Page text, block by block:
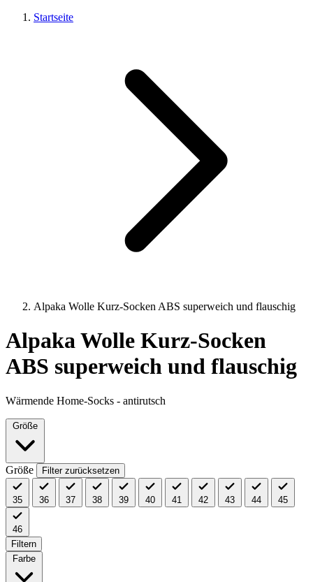
Startseite
Alpaka Wolle Kurz-Socken ABS superweich und flauschig
Alpaka Wolle Kurz-Socken
ABS superweich und flauschig
Wärmende Home-Socks - antirutsch
Größe
Größe Filter zurücksetzen
35 36 37 38 39 40 41 42 43 44 45
46
Filtern
Farbe